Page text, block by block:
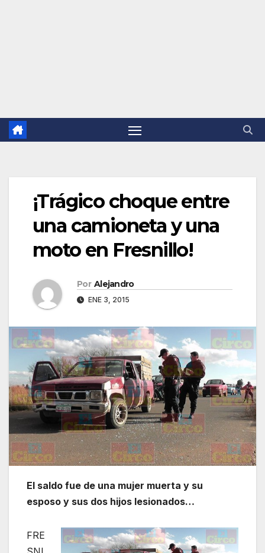
¡Trágico choque entre
una camioneta y una
moto en Fresnillo!
Por Alejandro
ENE 3, 2015
El saldo fue de una mujer muerta y su
esposo y sus dos hijos lesionados…
FRE